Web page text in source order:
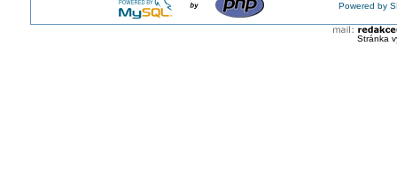
Powered by
Stránka